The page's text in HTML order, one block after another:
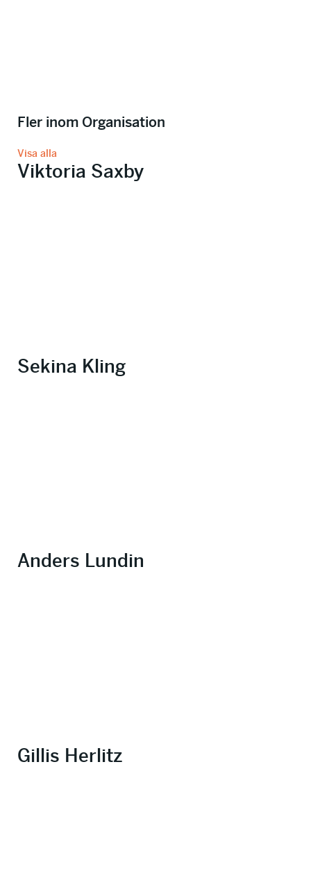
Fler inom Organisation
Visa alla
Viktoria Saxby
Sekina Kling
Anders Lundin
Gillis Herlitz